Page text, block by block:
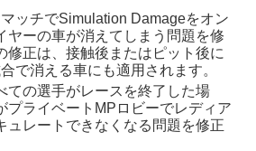
ッチでSimulation Damageをオン
ヤーの車が消えてしまう問題を修
修正は、接触後またはピット後に
で消える車にも適用されます。
ての選手がレースを終了した場
プライベートMPロビーでレディア
ュレートできなくなる問題を修正